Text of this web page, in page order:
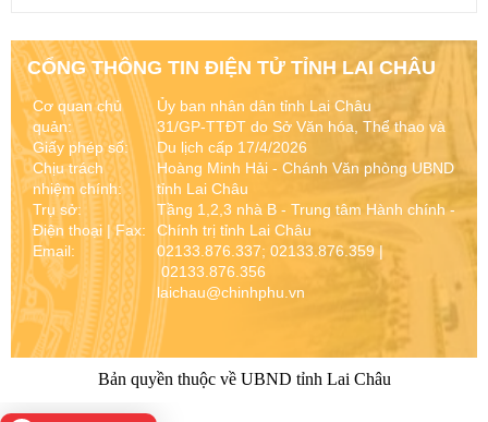
CỔNG THÔNG TIN ĐIỆN TỬ TỈNH LAI CHÂU
Cơ quan chủ
quản:
Giấy phép số:
Chịu trách
nhiệm chính:
Trụ sở:
Điện thoại | Fax:
Email:
Ủy ban nhân dân tỉnh Lai Châu
31/GP-TTĐT do Sở Văn hóa, Thể thao và
Du lịch cấp 17/4/2026
Hoàng Minh Hải - Chánh Văn phòng UBND
tỉnh Lai Châu
Tầng 1,2,3 nhà B - Trung tâm Hành chính -
Chính trị tỉnh Lai Châu
02133.876.337; 02133.876.359 |
02133.876.356
laichau@chinhphu.vn
Bản quyền thuộc về UBND tỉnh Lai Châu